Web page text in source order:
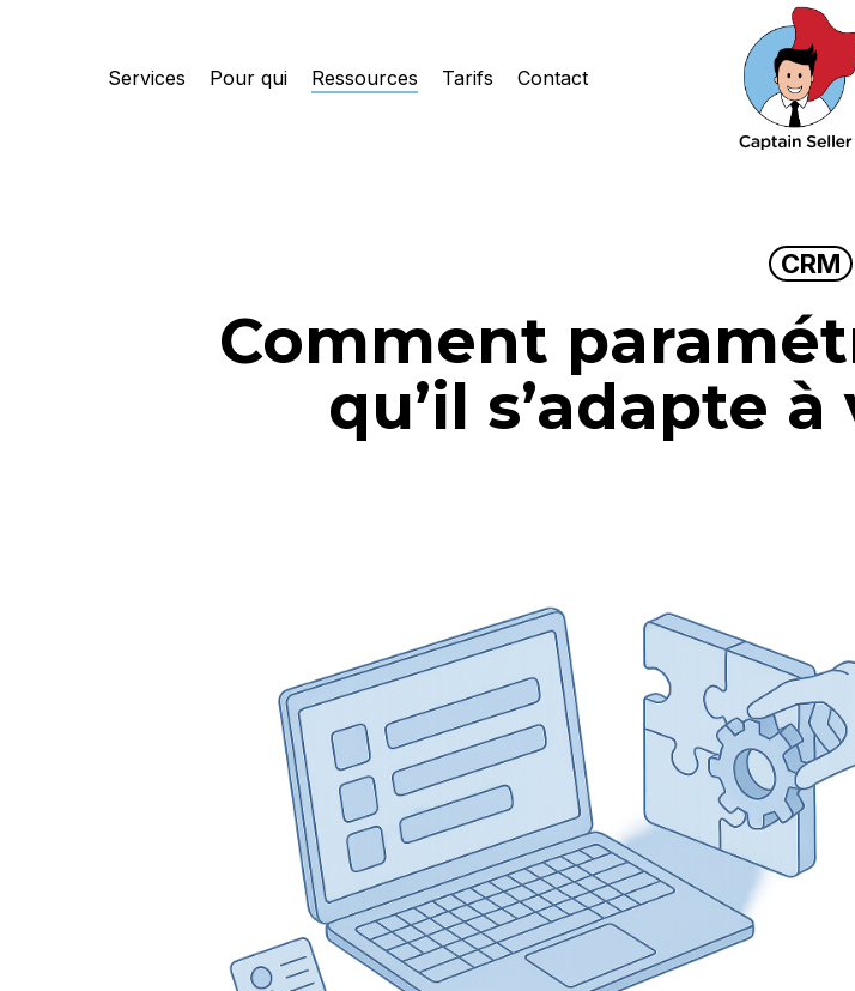
Services Pour qui Ressources Tarifs Contact
CRM
Comment
qu’il s’adapte